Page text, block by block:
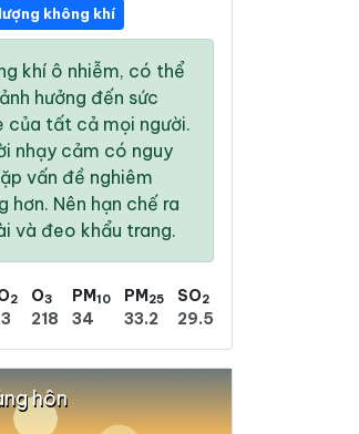
32 °
/38 °
9 %
không khí
khí ô nhiễm, có thể
hưởng đến sức
của tất cả mọi người.
nhạy cảm có nguy
vấn đề nghiêm
hơn. Nên hạn chế ra
và đeo khẩu trang.
2 O3
218
PM10
34
PM25
33.2
SO2
29.5
hôn